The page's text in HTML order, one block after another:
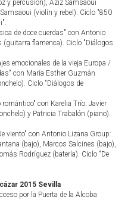
y percusión), Aziz Samsaoui
(violín y rebel). Ciclo "850
de doce cuerdas" con Antonio
flamenca). Ciclo "Diálogos
emocionales de la vieja Europa /
con María Esther Guzmán
Ciclo "Diálogos de
con Karelia Trío: Javier
y Patricia Trabalón (piano).
viento" con Antonio Lizana Group:
(bajo), Marcos Salcines (bajo),
Rodríguez (batería). Ciclo "De
2015 Sevilla
por la Puerta de la Alcoba